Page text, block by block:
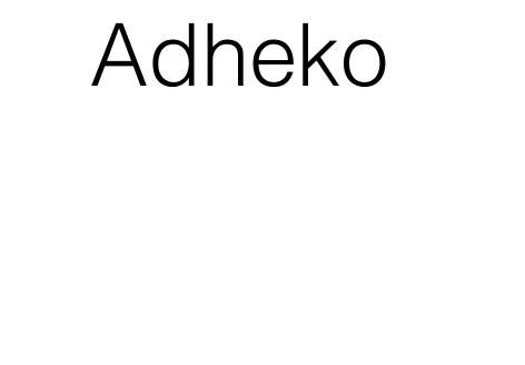
Adheko